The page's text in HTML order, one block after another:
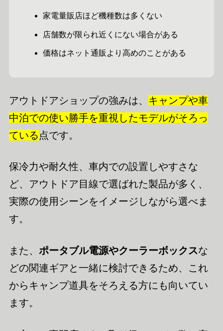
家電量販店ほど機種数は多くない
店舗数が限られ近くにない場合がある
価格はネット通販より高めのことがある
アウトドアショップの強みは、 キャンプや車
中泊での使い勝手を重視したモデルがそろっ
ている 点です。
保冷力や耐久性、車内での設置しやすさな
ど、アウトドア目線で選ばれた製品が多く、
実際の使用シーンをイメージしながら選べま
す。
また、 ポータブル電源やクーラーボックスな
どの関連ギアと一緒に検討できるため、これ
からキャンプ道具をそろえる方にも向いてい
ます。